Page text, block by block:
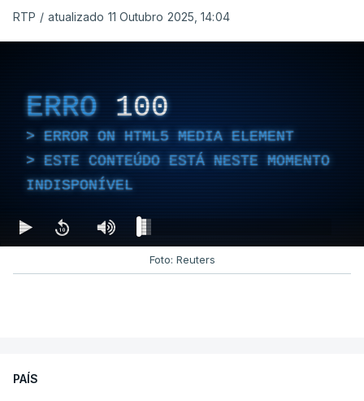
RTP / atualizado 11 Outubro 2025, 14:04
ERRO 100
ERROR ON HTML5 MEDIA ELEMENT
ESTE CONTEÚDO ESTÁ NESTE MOMENTO
INDISPONÍVEL
Foto: Reuters
PAÍS